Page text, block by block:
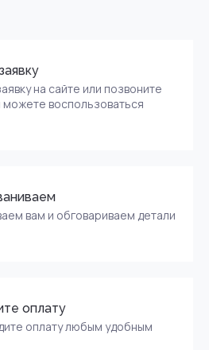
на сайте или позвоните
можете воспользоваться
вам и обговариваем детали
оплату
оплату любым удобным